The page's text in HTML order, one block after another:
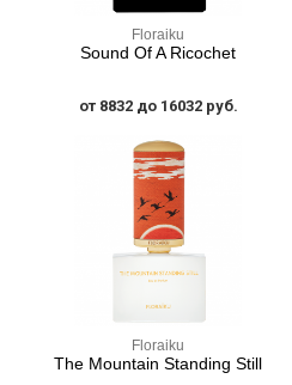
Floraiku
Sound Of A Ricochet
от 8832 до 16032 руб.
Floraiku
The Mountain Standing Still